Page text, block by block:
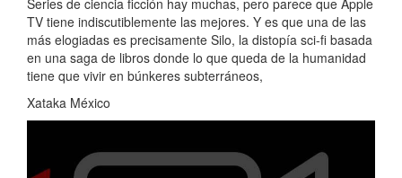
Series de ciencia ficción hay muchas, pero parece que Apple
TV tiene indiscutiblemente las mejores. Y es que una de las
más elogiadas es precisamente Silo, la distopía sci-fi basada
en una saga de libros donde lo que queda de la humanidad
tiene que vivir en búnkeres subterráneos,
Xataka México